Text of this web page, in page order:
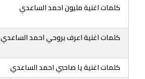
كلمات اغنية مليون احمد الساعدي
كلمات اغنية اعرف بروحي احمد الساعدي
كلمات اغنية يا صاحبي احمد الساعدي